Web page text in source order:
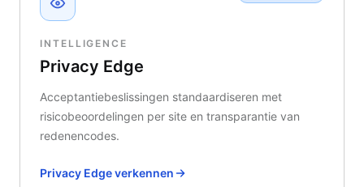
INTELLIGENCE
Privacy Edge
Acceptantiebeslissingen standaardiseren met
risicobeoordelingen per site en transparantie van
redenencodes.
Privacy Edge verkennen